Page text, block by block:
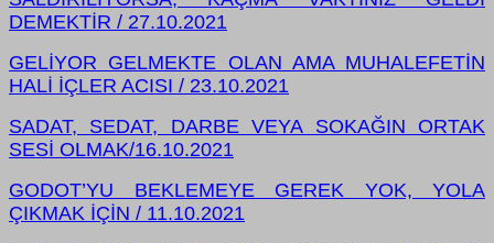
DEMEKTİR / 27.10.2021
GELİYOR GELMEKTE OLAN AMA MUHALEFETİN
HALİ İÇLER ACISI / 23.10.2021
SADAT, SEDAT, DARBE VEYA SOKAĞIN ORTAK
SESİ OLMAK/16.10.2021
GODOT’YU BEKLEMEYE GEREK YOK, YOLA
ÇIKMAK İÇİN / 11.10.2021